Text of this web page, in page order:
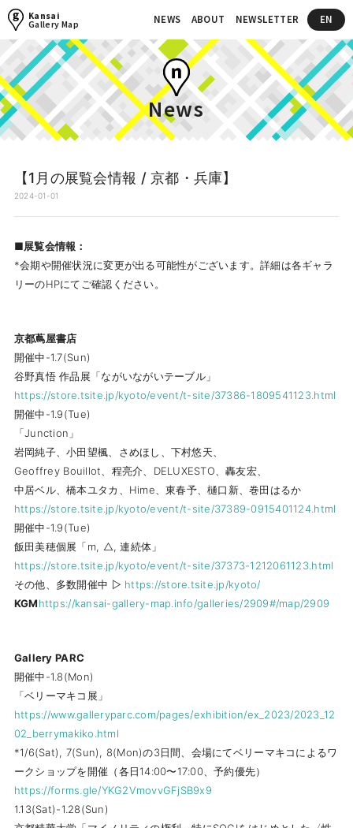
Kansai
Gallery Map NEWS ABOUT NEWSLETTER EN
News
【1月の展覧会情報 / 京都・兵庫】
2024-01-01
■展覧会情報：
*会期や開催状況に変更が出る可能性がございます。詳細は各ギャラ
リーのHPにてご確認ください。
京都蔦屋書店
開催中-1.7(Sun)
⾕野真悟 作品展「ながいながいテーブル」
https://store.tsite.jp/kyoto/event/t-site/37386-1809541123.html
開催中-1.9(Tue)
「Junction」
岩岡純⼦、⼩⽥望楓、さめほし、下村悠天、
Geoffrey Bouillot、程亮介、DELUXESTO、轟友宏、
中居ベル、橋本ユタカ、Hime、東春予、樋⼝新、巻⽥はるか
https://store.tsite.jp/kyoto/event/t-site/37389-0915401124.html
開催中-1.9(Tue)
飯⽥美穂個展「m, △, 連続体」
https://store.tsite.jp/kyoto/event/t-site/37373-1212061123.html
その他、多数開催中 ▷ https://store.tsite.jp/kyoto/
KGMhttps://kansai-gallery-map.info/galleries/2909#/map/2909
Gallery PARC
開催中-1.8(Mon)
「ベリーマキコ展」
https://www.galleryparc.com/pages/exhibition/ex_2023/2023_12
02_berrymakiko.html
*1/6(Sat), 7(Sun), 8(Mon)の3日間、会場にてベリーマキコによるワ
ークショップを開催（各日14:00〜17:00、予約優先）
https://forms.gle/YKG2VmovvGFjSB9x9
1.13(Sat)-1.28(Sun)